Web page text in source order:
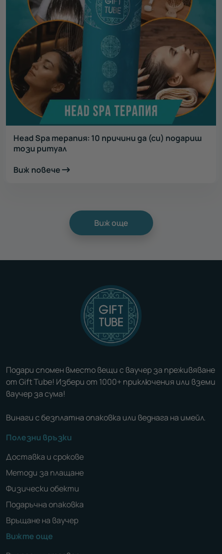
Head Spa терапия: 10 причини да (си) подариш
този ритуал
Виж повече
Виж още
Подари спомен вместо вещи с ваучер за преживяване
от Gift Tube! Избери от 1000+ приключения или вземи
ваучер за сума!
Винаги с безплатна опаковка или веднага на имейл.
Полезни връзки
Доставка и срокове
Методи за плащане
Физически обекти
Подаръчна опаковка
Връщане на ваучер
Вижте още